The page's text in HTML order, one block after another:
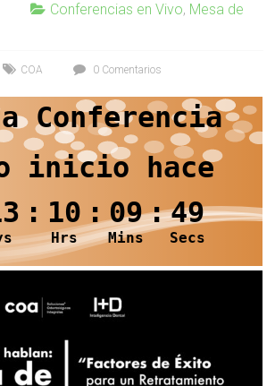
Conferencias en Vivo, Mesa de
COA 0 Comentarios